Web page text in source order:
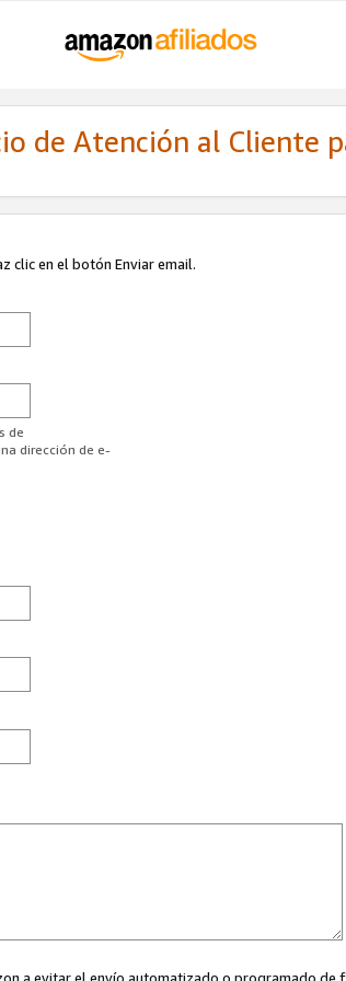
de Atención al Cliente
clic en el botón Enviar email.
de
dirección de e-